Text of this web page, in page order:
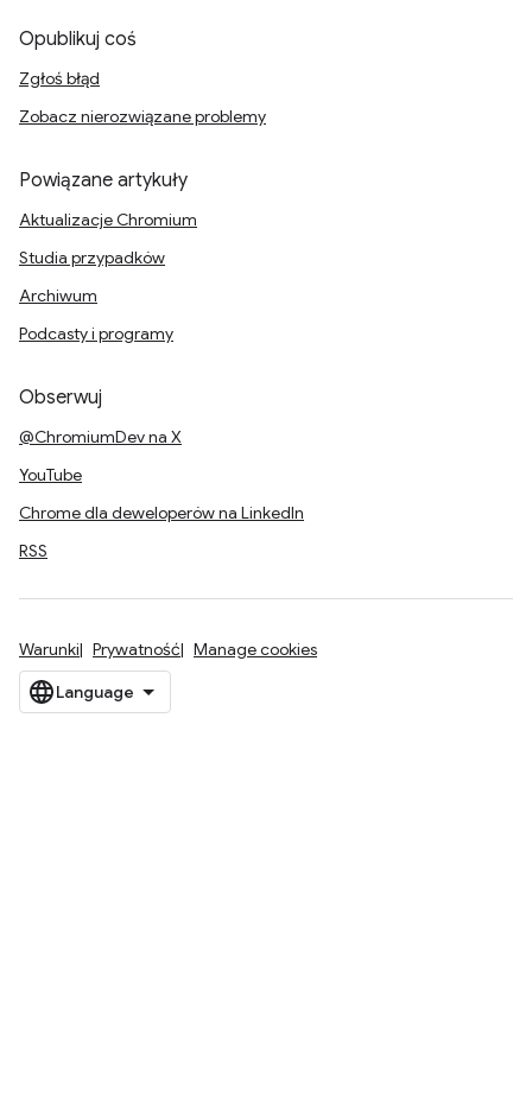
Opublikuj coś
Zgłoś błąd
Zobacz nierozwiązane problemy
Powiązane artykuły
Aktualizacje Chromium
Studia przypadków
Archiwum
Podcasty i programy
Obserwuj
@ChromiumDev na X
YouTube
Chrome dla deweloperów na LinkedIn
RSS
Warunki Prywatność Manage cookies